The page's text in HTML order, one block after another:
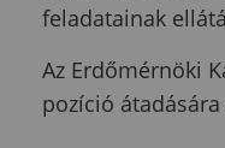
feladatainak
Az Erdőmérnöki
pozíció